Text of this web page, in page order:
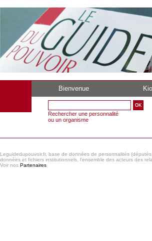
Bienvenue
Rechercher une personnalité
ou un organisme
Leguidedupouvoir.fr, base de données de personnalités
données et fichiers institutionnels, l'ensemble des acteurs des
Voir nos Partenaires